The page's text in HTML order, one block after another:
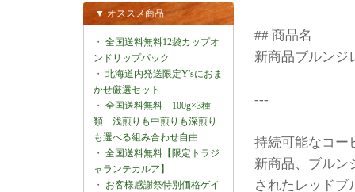
▼ オススメ商品
・ 全国送料無料12袋カップオ
ンドリップパック
・ 北海道内発送限定Y'sにおま
かせ厳選セット
・ 全国送料無料 100g×3種
類 浅煎りも中煎りも深煎り
も選べる組み合わせ自由
・ 全国送料無料【限定トラジ
ャランテカルア】
・ お客様感謝祭特別価格ゲイ
## 商品名
新商品ブルンジ
---
持続可能なコー
新商品、ブルン
されたレッドブ